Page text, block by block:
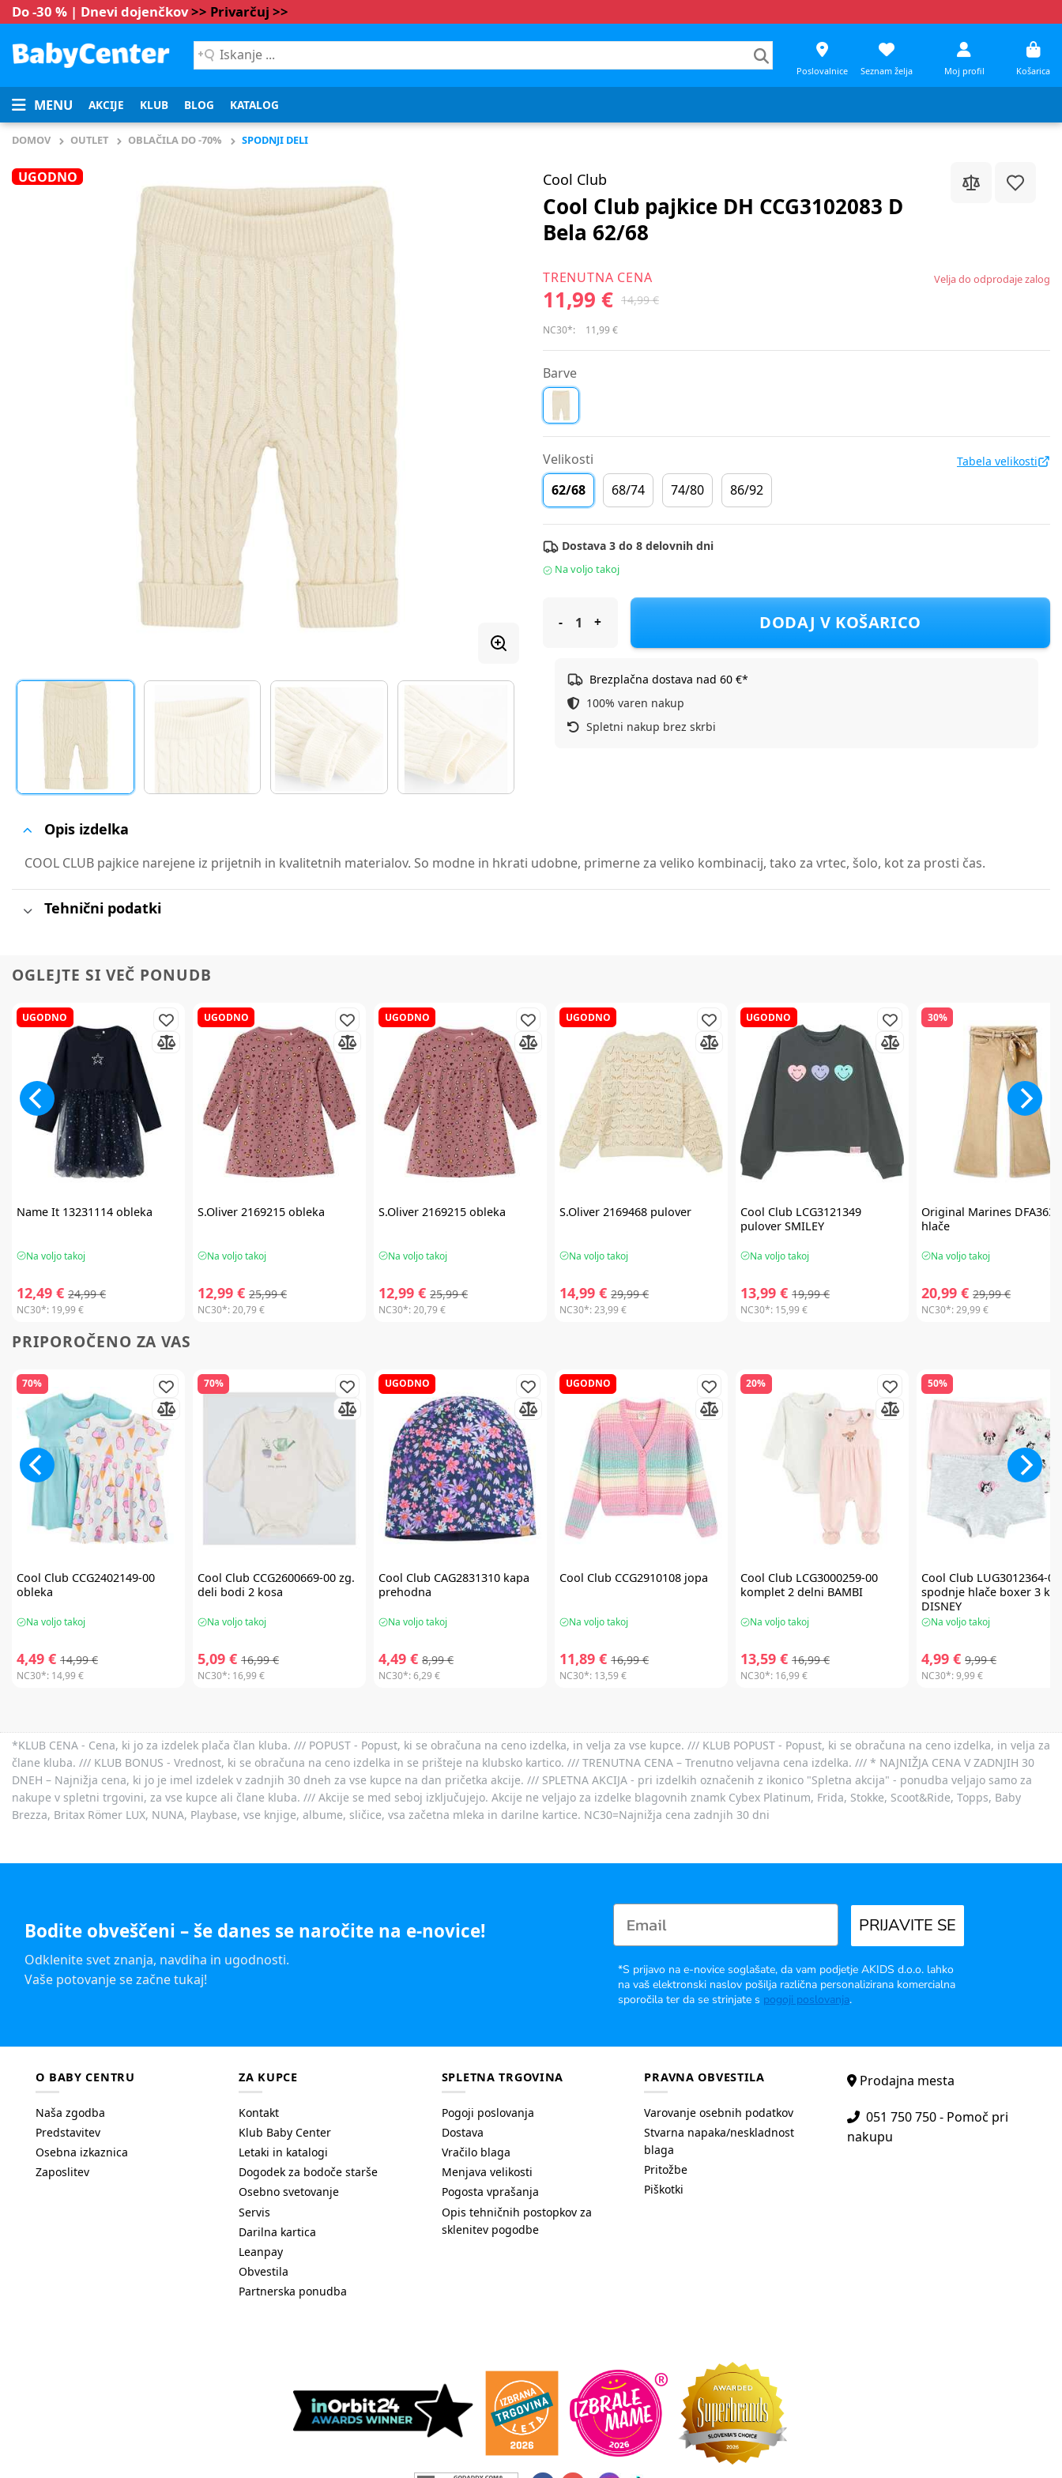
Do -30 % | Dnevi dojenčkov>> Privarčuj >>
Iskanje
...
Poslovalnice Seznam želja Moj profil Košarica
MENU AKCIJE KLUB BLOG KATALOG
DOMOV OUTLET OBLAČILA DO -70% SPODNJI DELI
UGODNO Cool Club
Cool Club pajkice DH CCG3102083 D
Bela 62/68
TRENUTNA CENA
11,99 € 14,99 €
Velja do odprodaje zalog
NC30*: 11,99 €
Barve
Velikosti Tabela velikosti
62/68 68/74 74/80 86/92
Dostava 3 do 8 delovnih dni
Na voljo takoj
Cool Club pajkice DH CCG3102083 D Bela 62/68
DODAJ V KOŠARICO
Brezplačna dostava nad 60 €*
100% varen nakup
Spletni nakup brez skrbi
Opis izdelka
COOL CLUB pajkice narejene iz prijetnih in kvalitetnih materialov. So modne in hkrati udobne, primerne za veliko kombinacij, tako za vrtec, šolo, kot za prosti čas.
Tehnični podatki
OGLEJTE SI VEČ PONUDB
UGODNO
Name It13231114 obleka
Na voljo takoj
12,49 € 24,99 €
NC30*: 19,99 €
UGODNO
S.Oliver 2169215 obleka
Na voljo takoj
12,99 € 25,99 €
NC30*:20,79 €
UGODNO
S.Oliver 2169215 obleka
Na voljo takoj
12,99 € 25,99 €
NC30*:20,79 €
UGODNO
S.Oliver 2169468 pulover
Na voljo takoj
14,99 € 29,99 €
NC30*:23,99 €
UGODNO
Cool Club LCG3121349
pulover SMILEY
Na voljo takoj
13,99 € 19,99 €
NC30*: 15,99 €
30%
Original Marines
hlače
Na voljo takoj
20,99 € 29,99 €
NC30*:29,99 €
PRIPOROČENO ZA VAS
70%
Cool Club CCG2402149-00
obleka
Na voljo takoj
4,49 € 14,99 €
NC30*: 14,99 €
70%
Cool Club CCG2600669-00 zg.
deli bodi 2 kosa
Na voljo takoj
5,09 € 16,99 €
NC30*: 16,99 €
UGODNO
Cool Club CAG2831310 kapa
prehodna
Na voljo takoj
4,49 € 8,99 €
NC30*:6,29 €
UGODNO
Cool Club CCG2910108 jopa
Na voljo takoj
11,89 € 16,99 €
NC30*: 13,59 €
20%
Cool Club LCG3000259-00
komplet 2 delni BAMBI
Na voljo takoj
13,59 € 16,99 €
NC30*: 16,99 €
50%
Cool Club LUG3012364-00
spodnje hlače boxer 3
DISNEY
Na voljo takoj
4,99 € 9,99 €
NC30*:9,99 €
*KLUB CENA - Cena, ki jo za izdelek plača član kluba. /// POPUST - Popust, ki se obračuna na ceno izdelka, in velja za vse kupce. /// KLUB POPUST - Popust, ki se obračuna na ceno izdelka, in velja za
člane kluba. /// KLUB BONUS - Vrednost, ki se obračuna na ceno izdelka in se prišteje na klubsko kartico. /// TRENUTNA CENA – Trenutno veljavna cena izdelka. /// * NAJNIŽJA CENA V ZADNJIH 30
DNEH – Najnižja cena, ki jo je imel izdelek v zadnjih 30 dneh za vse kupce na dan pričetka akcije. /// SPLETNA AKCIJA - pri izdelkih označenih z ikonico "Spletna akcija" - ponudba veljajo samo za
nakupe v spletni trgovini, za vse kupce ali člane kluba. /// Akcije se med seboj izključujejo. Akcije ne veljajo za izdelke blagovnih znamk Cybex Platinum, Frida, Stokke, Scoot&Ride, Topps, Baby
Brezza, Britax Römer LUX, NUNA, Playbase, vse knjige, albume, sličice, vsa začetna mleka in darilne kartice. NC30=Najnižja cena zadnjih 30 dni
Bodite obveščeni – še danes se naročite na e-novice!
Odklenite svet znanja, navdiha in ugodnosti.
Vaše potovanje se začne tukaj!
PRIJAVITE SE
*S prijavo na e-novice soglašate, da vam podjetje AKIDS d.o.o. lahko
na vaš elektronski naslov pošilja različna personalizirana komercialna
sporočila ter da se strinjate s pogoji poslovanja.
O BABY CENTRU
Naša zgodba
Predstavitev
Osebna izkaznica
Zaposlitev
ZA KUPCE
Kontakt
Klub Baby Center
Letaki in katalogi
Dogodek za bodoče starše
Osebno svetovanje
Servis
Darilna kartica
Leanpay
Obvestila
Partnerska ponudba
SPLETNA TRGOVINA
Pogoji poslovanja
Dostava
Vračilo blaga
Menjava velikosti
Pogosta vprašanja
Opis tehničnih postopkov za
sklenitev pogodbe
PRAVNA OBVESTILA
Varovanje osebnih podatkov
Stvarna napaka/neskladnost
blaga
Pritožbe
Piškotki
Prodajna mesta
051 750 750 - Pomoč pri
nakupu